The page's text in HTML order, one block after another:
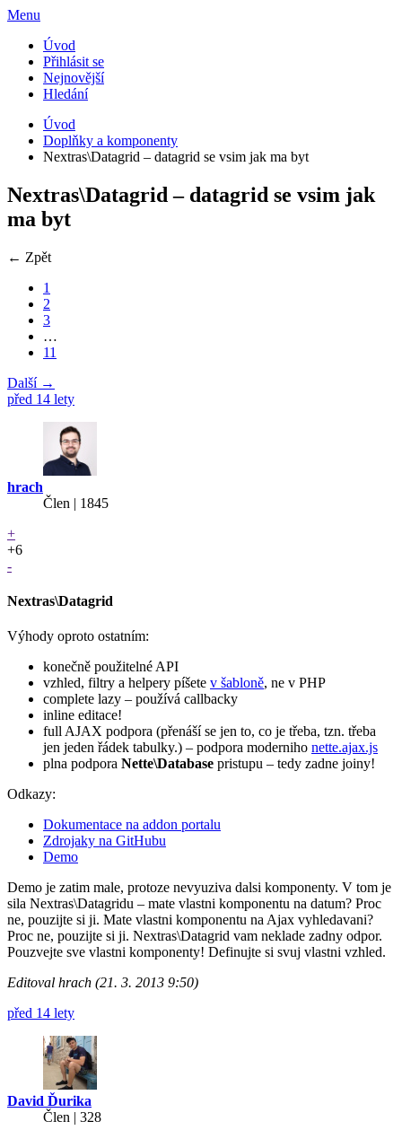
Menu
Úvod
Přihlásit se
Nejnovější
Hledání
Úvod
Doplňky a komponenty
Nextras\Datagrid – datagrid se vsim jak ma byt
Nextras\Datagrid – datagrid se vsim jak
ma byt
← Zpět
1
2
3
…
11
Další →
před 14 lety
hrach
Člen | 1845
+
+6
-
Nextras\Datagrid
Výhody oproto ostatním:
konečně použitelné API
vzhled, filtry a helpery píšete v šabloně, ne v PHP
complete lazy – používá callbacky
inline editace!
full AJAX podpora (přenáší se jen to, co je třeba, tzn. třeba
jen jeden řádek tabulky.) – podpora moderniho nette.ajax.js
plna podpora Nette\Database pristupu – tedy zadne joiny!
Odkazy:
Dokumentace na addon portalu
Zdrojaky na GitHubu
Demo
Demo je zatim male, protoze nevyuziva dalsi komponenty. V tom je
sila Nextras\Datagridu – mate vlastni komponentu na datum? Proc
ne, pouzijte si ji. Mate vlastni komponentu na Ajax vyhledavani?
Proc ne, pouzijte si ji. Nextras\Datagrid vam neklade zadny odpor.
Pouzvejte sve vlastni komponenty! Definujte si svuj vlastni vzhled.
Editoval hrach (21. 3. 2013 9:50)
před 14 lety
David Ďurika
Člen | 328